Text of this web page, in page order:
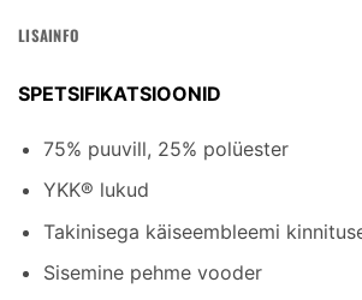
LISAINFO
SPETSIFIKATSIOONID
75% puuvill, 25% polüester
YKK® lukud
Takinisega käiseembleemi
Sisemine pehme vooder